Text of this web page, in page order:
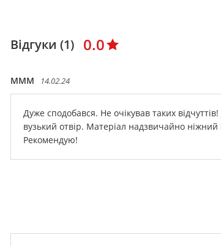
Відгуки (1) 0.0
Дуже сподобався. Не очікував таких
вузький отвір. Матеріал надзвичайно
Рекомендую!
MMМ 14.02.24